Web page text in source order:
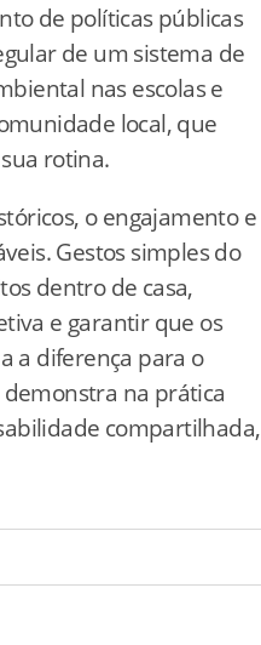
de políticas públicas
de um sistema de
nas escolas e
local, que
rotina.
o engajamento e
Gestos simples do
dentro de casa,
e garantir que os
a diferença para o
demonstra na prática
compartilhada,